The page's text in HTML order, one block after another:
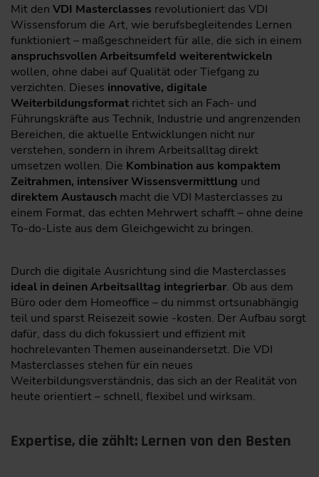
Mit den VDI Masterclasses revolutioniert das VDI
Wissensforum die Art, wie berufsbegleitendes Lernen
funktioniert – maßgeschneidert für alle, die sich in einem
anspruchsvollen Arbeitsumfeld weiterentwickeln
wollen, ohne dabei auf Qualität oder Tiefgang zu
verzichten. Dieses innovative, digitale
Weiterbildungsformat richtet sich an Fach- und
Führungskräfte aus Technik, Industrie und angrenzenden
Bereichen, die aktuelle Entwicklungen nicht nur
verstehen, sondern in ihrem Arbeitsalltag direkt
umsetzen wollen. Die Kombination aus kompaktem
Zeitrahmen, intensiver Wissensvermittlung und
direktem Austausch macht die VDI Masterclasses zu
einem Format, das echten Mehrwert schafft – ohne deine
To-do-Liste aus dem Gleichgewicht zu bringen.
Durch die digitale Ausrichtung sind die Masterclasses
ideal in deinen Arbeitsalltag integrierbar. Ob aus dem
Büro oder dem Homeoffice – du nimmst ortsunabhängig
teil und sparst Reisezeit sowie -kosten. Der Aufbau sorgt
dafür, dass du dich fokussiert und effizient mit
hochrelevanten Themen auseinandersetzt. Die VDI
Masterclasses stehen für ein neues
Weiterbildungsverständnis, das sich an der Realität von
heute orientiert – schnell, flexibel und wirksam.
Expertise, die zählt: Lernen von den Besten